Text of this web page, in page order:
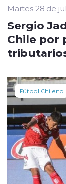
Martes 28 de
Sergio
Chile por
Fútbol Chileno